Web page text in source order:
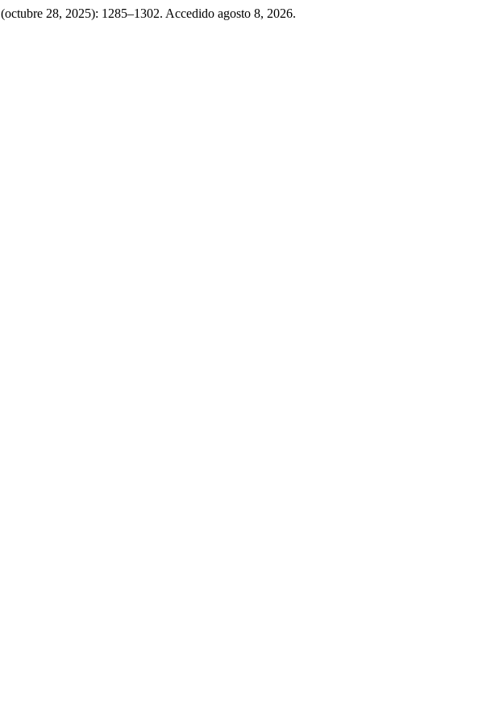
(octubre 28, 2025): 1285–1302. Accedido agosto 8, 2026.